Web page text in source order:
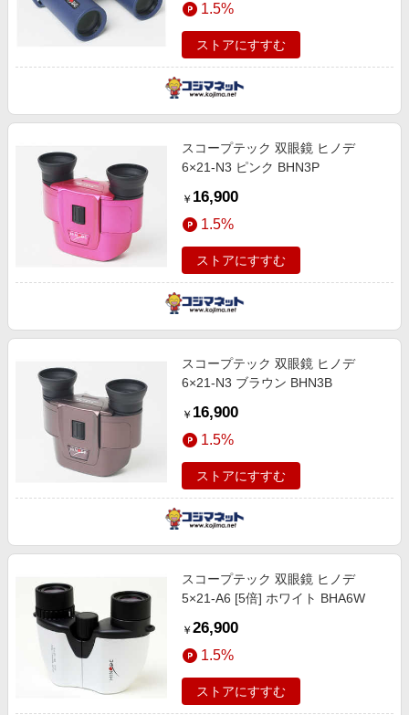
1.5%
ストアにすすむ
スコープテック 双眼鏡 ヒノデ
6×21-N3 ピンク BHN3P
￥ 16,900
1.5%
ストアにすすむ
スコープテック 双眼鏡 ヒノデ
6×21-N3 ブラウン BHN3B
￥ 16,900
1.5%
ストアにすすむ
スコープテック 双眼鏡 ヒノデ
5×21-A6 [5倍] ホワイト BHA6W
￥ 26,900
1.5%
ストアにすすむ